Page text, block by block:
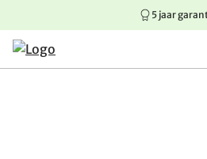
Springen naar hoofdinhoud
Springen naar hoofdnavigatie
Springen naar voettekst
5 jaar